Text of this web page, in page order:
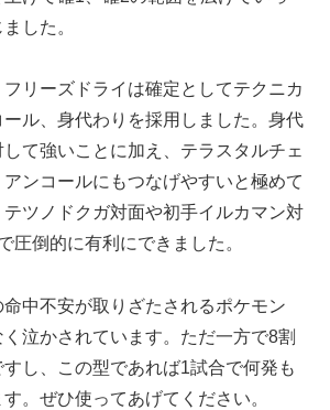
した。
リーズドライは確定としてテクニカ
ル、身代わりを採用しました。身代
て強いことに加え、テラスタルチェ
ンコールにもつなげやすいと極めて
ツノドクガ対面や初手イルカマン対
圧倒的に有利にできました。
中不安が取りざたされるポケモン
泣かされています。ただ一方で8割
し、この型であれば1試合で何発も
。ぜひ使ってあげてください。